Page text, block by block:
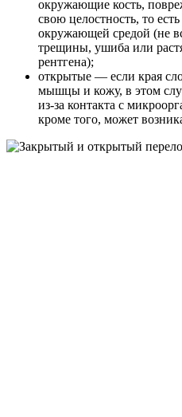
окружающие кость,
свою целостность, то
окружающей средой (не
трещины, ушиба или
рентгена);
открытые — если края
мышцы и кожу, в этом
из-за контакта с
кроме того, может